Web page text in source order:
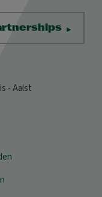
- Aalst